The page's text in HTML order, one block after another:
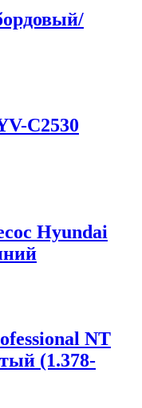
C2530
Hyundai
NT
(1.378-